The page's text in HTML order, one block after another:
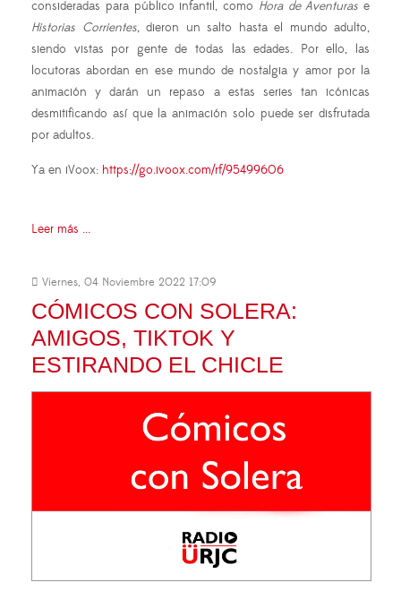
consideradas para público infantil, como Hora de Aventuras e
Historias Corrientes, dieron un salto hasta el mundo adulto,
siendo vistas por gente de todas las edades. Por ello, las
locutoras abordan en ese mundo de nostalgia y amor por la
animación y darán un repaso a estas series tan icónicas
desmitificando así que la animación solo puede ser disfrutada
por adultos.
Ya en iVoox: https://go.ivoox.com/rf/95499606
Leer más ...
Viernes, 04 Noviembre 2022 17:09
CÓMICOS CON SOLERA:
AMIGOS, TIKTOK Y
ESTIRANDO EL CHICLE